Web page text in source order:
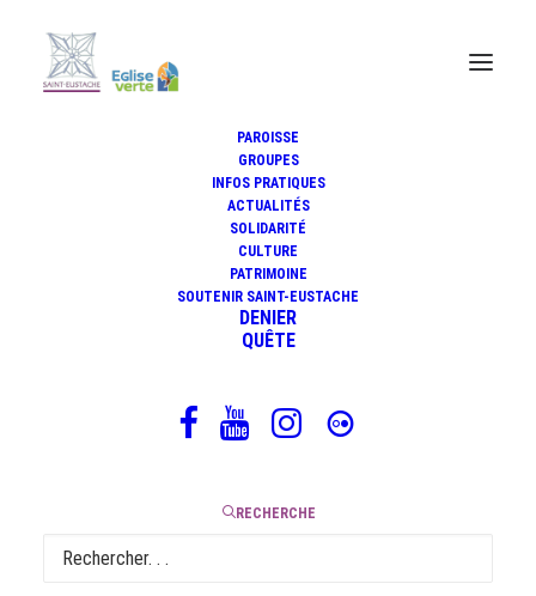
PAROISSE
GROUPES
INFOS PRATIQUES
ACTUALITÉS
SOLIDARITÉ
CULTURE
PATRIMOINE
SOUTENIR SAINT-EUSTACHE
DENIER
QUÊTE
RECHERCHE
Carême 2023
16 février 2023 |
à la messe de 11h00, nous avons décidé d’inviter Agnès